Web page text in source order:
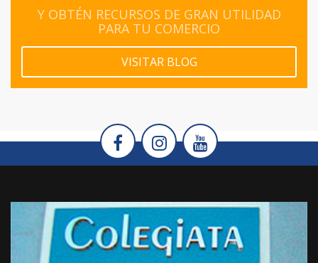
Y OBTÉN RECURSOS DE GRAN UTILIDAD
PARA TU COMERCIO
VISITAR BLOG